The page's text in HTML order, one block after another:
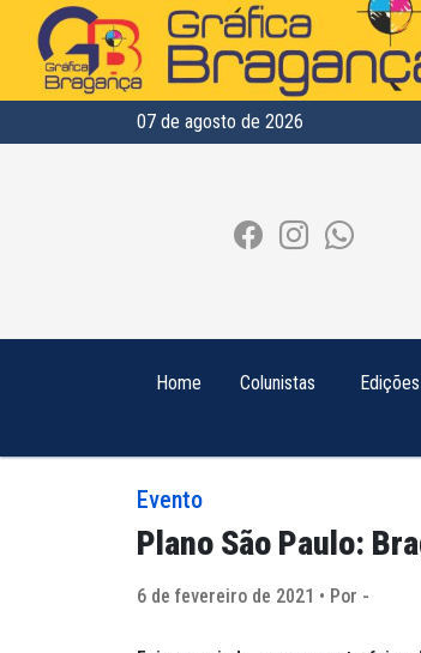
07 de agosto de 2026
Home Colunistas Edições
Evento
Plano São Paulo:
6 de fevereiro de 2021 • Por -